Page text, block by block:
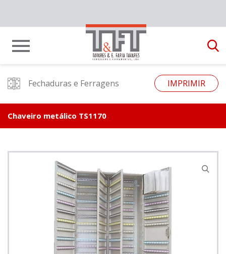
Fechaduras e Ferragens IMPRIMIR
Chaveiro metálico TS1170